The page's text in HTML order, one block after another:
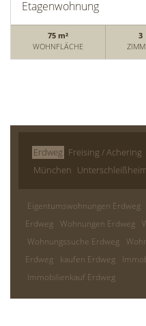
Etagenwohnung
75 m²
WOHNFLÄCHE
3
Erdweg Freising / Achering
München
Eigentumswohnungen Erdweg
Erdweg Wohnungen Erdweg
Wohnungssuche Erdweg
Erdweg
kaufen Erdweg
Immobilienkauf Erdweg